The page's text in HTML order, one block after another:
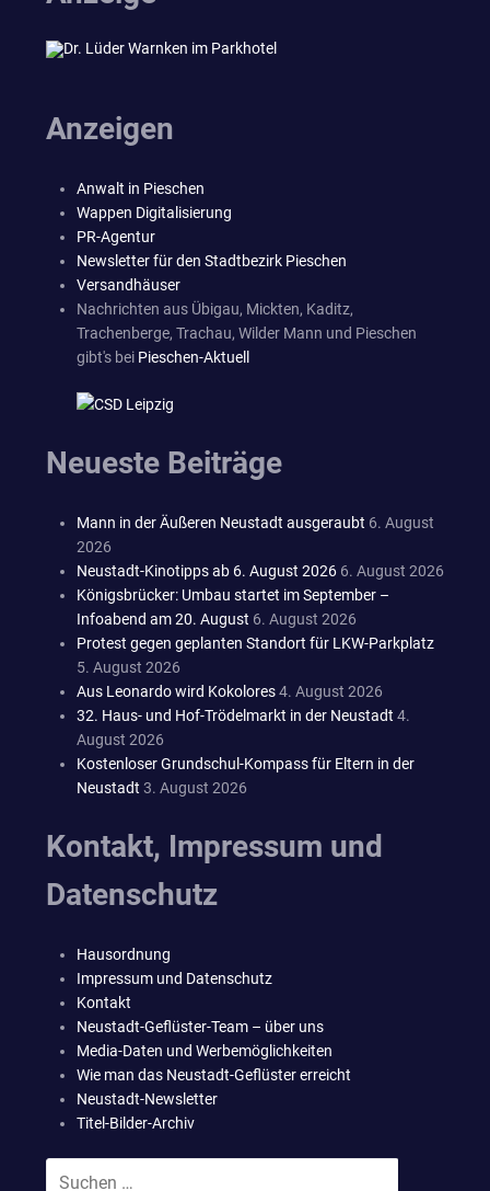
Anzeigen
Anwalt in Pieschen
Wappen Digitalisierung
PR-Agentur
Newsletter für den Stadtbezirk Pieschen
Versandhäuser
Nachrichten aus Übigau, Mickten, Kaditz,
Trachenberge, Trachau, Wilder Mann und Pieschen
gibt's bei Pieschen-Aktuell
Neueste Beiträge
Mann in der Äußeren Neustadt ausgeraubt 6. August
2026
Neustadt-Kinotipps ab 6. August 2026 6. August 2026
Königsbrücker: Umbau startet im September –
Infoabend am 20. August 6. August 2026
Protest gegen geplanten Standort für LKW-Parkplatz
5. August 2026
Aus Leonardo wird Kokolores4. August 2026
32. Haus- und Hof-Trödelmarkt in der Neustadt 4.
August 2026
Kostenloser Grundschul-Kompass für Eltern in der
Neustadt 3. August 2026
Kontakt, Impressum und
Datenschutz
Hausordnung
Impressum und Datenschutz
Kontakt
Neustadt-Geflüster-Team – über uns
Media-Daten und Werbemöglichkeiten
Wie man das Neustadt-Geflüster erreicht
Neustadt-Newsletter
Titel-Bilder-Archiv